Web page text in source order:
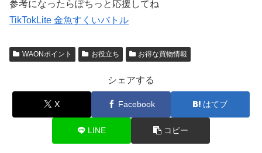
参考になったらぽちっと応援してね
TikTokLite 金魚すくいバトル
WAONポイント お役立ち お得な買物情報
シェアする
X Facebook はてブ
LINE コピー